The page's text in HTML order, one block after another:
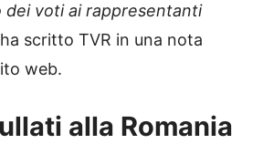
dei voti ai rappresentanti
scritto TVR in una nota
web.
alla Romania